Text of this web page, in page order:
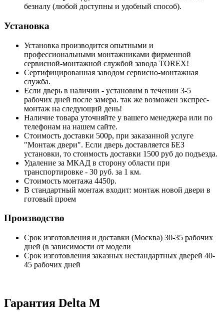
безналу (любой доступны и удобный способ).
Установка
Установка производится опытными и
профессиональными монтажниками фирменной
сервисной-монтажной службой завода TOREX!
Сертифицированная заводом сервисно-монтажная
служба.
Если дверь в наличии - установим в течении 3-5
рабочих дней после замера. так же возможен экспрес-
монтаж на следующий день!
Наличие товара уточняйте у вашего менеджера или по
телефонам на нашем сайте.
Стоимость доставки 500р, при заказанной услуге
"Монтаж двери". Если дверь доставляется БЕЗ
установки, то стоимость доставки 1500 руб до подъезда.
Удаление за МКАД в сторону области при
транспортировке - 30 руб. за 1 км.
Стоимость монтажа 4450р.
В стандартный монтаж входит: монтаж новой двери в
готовый проем
Производство
Срок изготовления и доставки (Москва) 30-35 рабочих
дней (в зависимости от модели
Срок изготовления заказных нестандартных дверей 40-
45 рабочих дней
Гарантия Delta M